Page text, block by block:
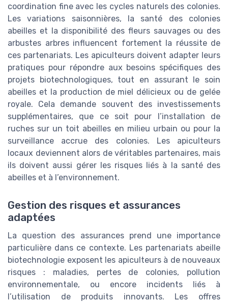
coordination fine avec les cycles naturels des colonies.
Les variations saisonnières, la santé des colonies
abeilles et la disponibilité des fleurs sauvages ou des
arbustes arbres influencent fortement la réussite de
ces partenariats. Les apiculteurs doivent adapter leurs
pratiques pour répondre aux besoins spécifiques des
projets biotechnologiques, tout en assurant le soin
abeilles et la production de miel délicieux ou de gelée
royale. Cela demande souvent des investissements
supplémentaires, que ce soit pour l’installation de
ruches sur un toit abeilles en milieu urbain ou pour la
surveillance accrue des colonies. Les apiculteurs
locaux deviennent alors de véritables partenaires, mais
ils doivent aussi gérer les risques liés à la santé des
abeilles et à l’environnement.
Gestion des risques et assurances
adaptées
La question des assurances prend une importance
particulière dans ce contexte. Les partenariats abeille
biotechnologie exposent les apiculteurs à de nouveaux
risques : maladies, pertes de colonies, pollution
environnementale, ou encore incidents liés à
l’utilisation de produits innovants. Les offres